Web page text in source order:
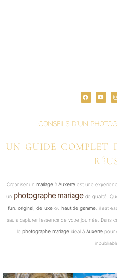
a
c
o
k
o
u
e
CONSEILS D’UN
UN GUIDE COMPLET
Organiser un mariageà Auxerreest une
un photographe mariage de qualité.
fun original de luxe ou haut de gamme , il est
saura capturer l’essence de votre journée. Dans
le photographe mariageidéal à Auxerrepour